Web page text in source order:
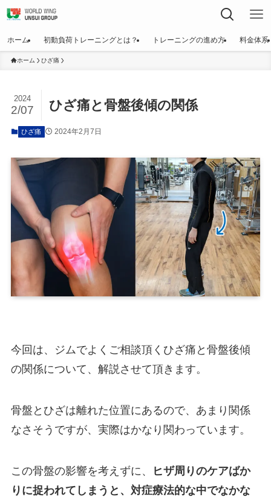
ホーム 初動負荷トレーニングとは？ トレーニングの進め方 料金体系
ホーム ひざ痛
ひざ痛と骨盤後傾の関係
2024
2/07
ひざ痛 2024年2月7日
今回は、ジムでよくご相談頂くひざ痛と骨盤後傾
の関係について、解説させて頂きます。
骨盤とひざは離れた位置にあるので、あまり関係
なさそうですが、実際はかなり関わっています。
この骨盤の影響を考えずに、
ヒザ周りのケアばか
りに捉われてしまうと、対症療法的な中でなかな